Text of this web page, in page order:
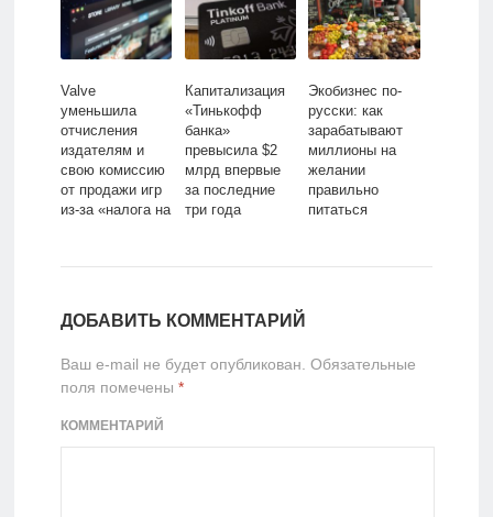
Valve
уменьшила
отчисления
издателям и
свою комиссию
от продажи игр
из-за «налога на
Капитализация
«Тинькофф
банка»
превысила $2
млрд впервые
за последние
три года
Экобизнес по-
русски: как
зарабатывают
миллионы на
желании
правильно
питаться
ДОБАВИТЬ КОММЕНТАРИЙ
Ваш e-mail не будет опубликован. Обязательные
поля помечены *
КОММЕНТАРИЙ